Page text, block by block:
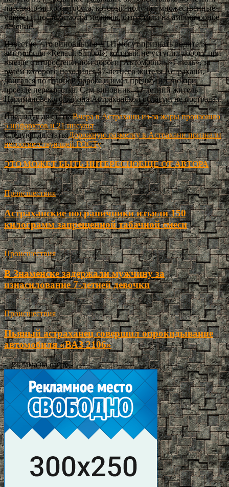
пассажир микроавтобуса, который получил множественные
ушибы и после осмотра медиков, отпустили на амбулаторное
лечение.
Известно, что виновным в ДТП могут признать водителя
автомобиля «Renault Simbol», который не уступил дорогу при
выезде с второстепенной дороги. Автомобиль «Газель», за
рулём которого находился 57-летнего жителя Астрахани,
двигался по главной дороге и имел преимущество при
проезде перекрестка. Сам виновник, 47-летний житель
Наримановского района Астраханской области, не пострадал.
Предыдущая статьяВчера в Астрахани из-за жары произошло
5 инфарктов и 21 инсульт
Следующая статьяДорожную разметку в Астрахани признали
несоответствующей ГОСТу
ЭТО МОЖЕТ БЫТЬ ИНТЕРЕСНОЕЩЕ ОТ АВТОРА
Происшествия
Астраханские пограничники изъяли 150
килограмм запрещенной табачной смеси
Происшествия
В Знаменске задержали мужчину за
изнасилование 7-летней девочки
Происшествия
Пьяный астраханец совершил опрокидывание
автомобиля «ВАЗ 2106»
- Реклама на сайте -